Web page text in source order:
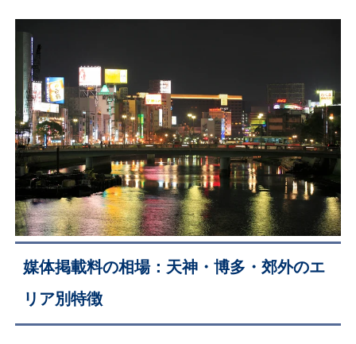
媒体掲載料の相場：天神・博多・郊外のエ
リア別特徴